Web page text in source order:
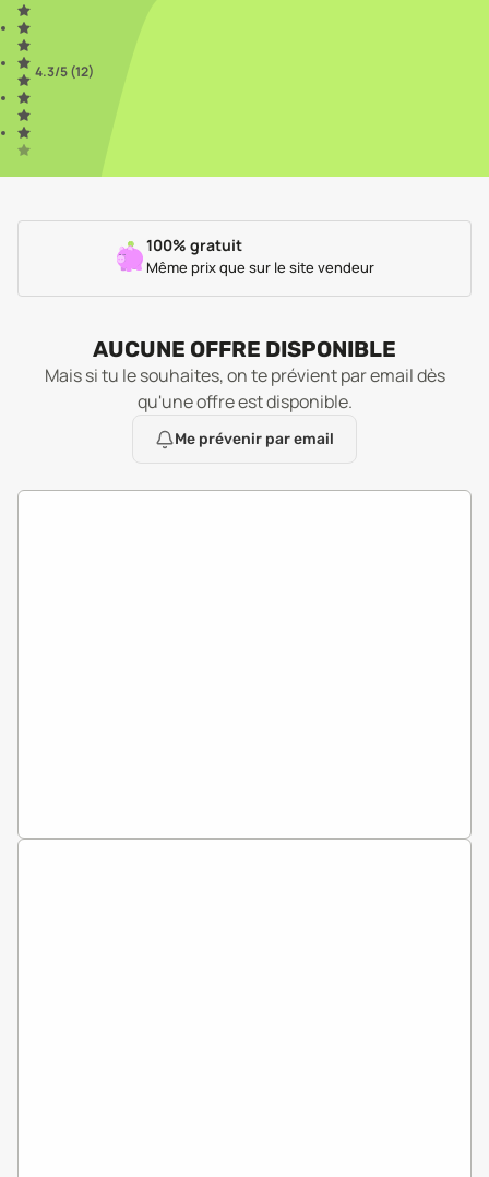
4.3/5 (12)
100% gratuit
Même prix que sur le site vendeur
AUCUNE OFFRE DISPONIBLE
Mais si tu le souhaites, on te prévient par email dès
qu'une offre est disponible.
Me prévenir par email